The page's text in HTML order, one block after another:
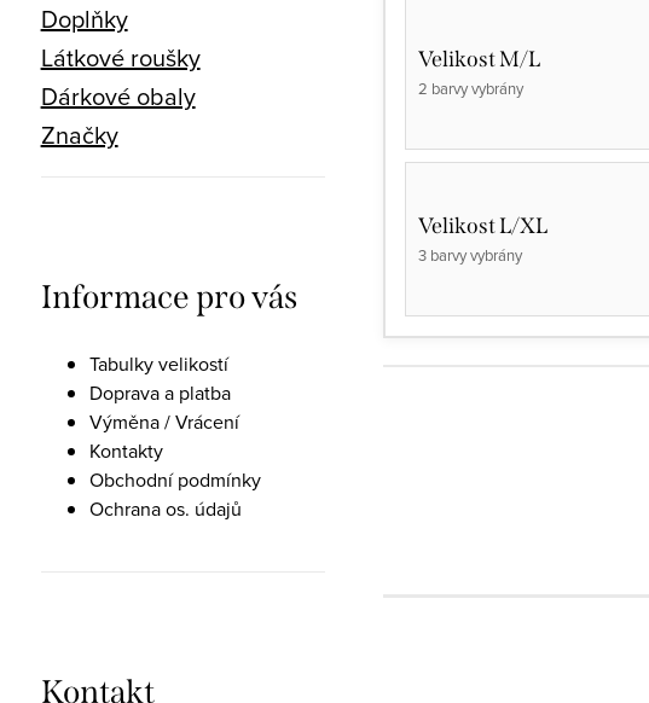
Doplňky
Látkové roušky
Dárkové obaly
Značky
Informace pro vás
Tabulky velikostí
Doprava a platba
Výměna / Vrácení
Kontakty
Obchodní podmínky
Ochrana os. údajů
Kontakt
Velikost M/L
2 barvy vybrány
Velikost L/XL
3 barvy vybrány